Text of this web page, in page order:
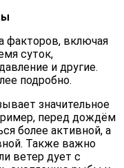
факторов, включая
суток,
и другие.
подробно.
значительное
перед дождём
более активной, а
Также важно
ветер дует с